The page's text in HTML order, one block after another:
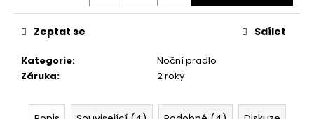
Kategorie:
Noční pradlo
Záruka: 2 roky
Zeptat se Sdílet